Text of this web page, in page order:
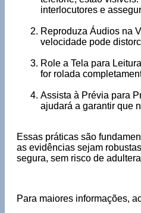
interlocutores e
Reproduza Áudios na
velocidade pode
Role a Tela para
for rolada
Assista à Prévia para
ajudará a garantir que
Essas práticas são
as evidências sejam
segura, sem risco de
Para maiores informações,